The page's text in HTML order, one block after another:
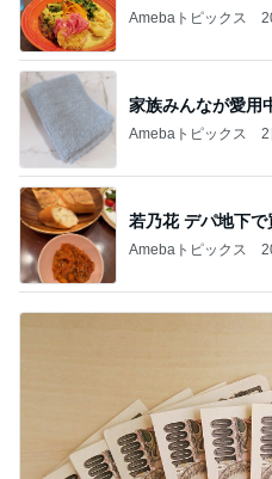
Amebaトピックス
家族みんなが愛用
Amebaトピックス 2
若乃花 デパ地下
Amebaトピックス